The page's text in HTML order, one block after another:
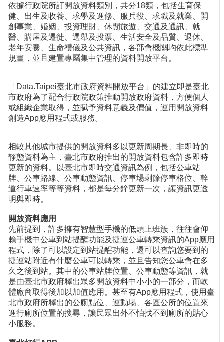
依據行政院所訂開放資料類別，共分18類，包括生育保
健、出生及收養、求學及進修、服兵役、求職及就業、開
創事業、婚姻、投資理財、休閒旅遊、交通及通訊、就
醫、購屋及遷徙、選舉及投票、生活安全及品質、退休、
老年安養、生命禮儀及公共資訊，各部會機關均依此標準
規畫，並且建置專屬集中管理的資料開放平台。
「Data.Taipei臺北市政府資料開放平台」的建立即是臺北
市政府為了配合行政院政策推動開放政府資料，方便個人
或組織企業取得，並賦予資料意義及價值，運用開放資料
創造App應用程式或服務。
相較其他城市提供的開放資料多以更新周期長、非即時的
靜態資料為主，臺北市政府推出的開放資料包含許多即時
更新的資料。以臺北市即時交通資訊為例，包括公車站
牌、公車路線、公車動態資訊、停車場剩餘停車格位、幹
道行車速率等等資料，都是每分鐘更新一次，讓資訊更透
明與即時。
開放資料應用
先前提到，許多擁有智慧型手機的低頭上班族，往往會仰
賴手機中公車到站提醒功能及捷運公車轉乘資訊的App應用
程式，除了可以設定到站提醒功能，還可以查詢您要到的
捷運站附近有什麼公車可以轉乘，並且告知您公車會在多
久之後到站。其中的公車站牌位置、公車動態等資訊，就
是由臺北市政府釋出眾多開放資料中小小的一部分，而軟
體廠商取得後加以加值應用。甚至有App應用程式，使用臺
北市政府所釋出的公廁點位、運動場、各區公所的位置來
進行廁所位置的搜尋，讓民眾出外不怕找不到廁所的貼心
小服務。